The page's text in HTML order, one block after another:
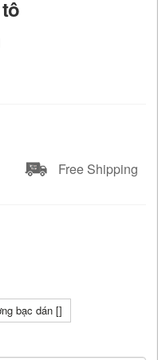
Free Shipping
bạc dán []